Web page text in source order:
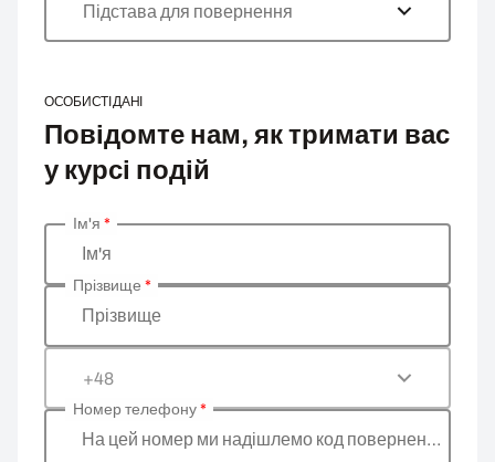
Підстава для повернення
ОСОБИСТІ ДАНІ
Повідомте нам, як тримати вас
у курсі подій
Введіть ваші особисті дані
Ім'я
Ім'я *
Прізвище
Прізвище *
+48
На цей номер ми надішлемо код повернення
Номер телефону*